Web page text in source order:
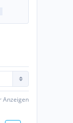
Anzeigen